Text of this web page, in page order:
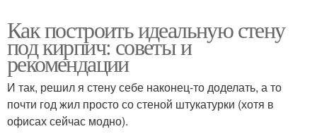
Как построить идеальную стену
под кирпич: советы и
рекомендации
И так, решил я стену себе наконец-то доделать, а то
почти год жил просто со стеной штукатурки (хотя в
офисах сейчас модно).